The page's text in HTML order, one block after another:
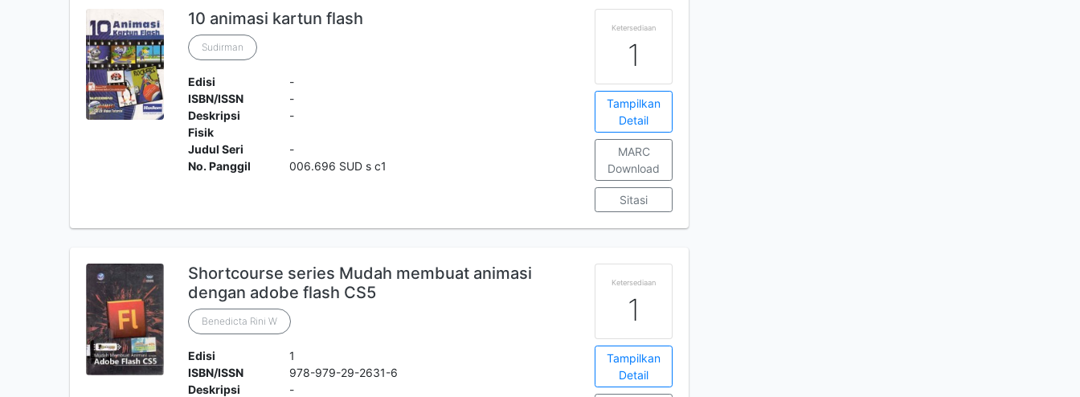
10 animasi kartun flash
Sudirman
Edisi
-
ISBN/ISSN
-
Deskripsi
Fisik
-
Judul Seri
-
No. Panggil
006.696 SUD s c1
Ketersediaan
1
Tampilkan
Detail
MARC
Download
Sitasi
Shortcourse series Mudah membuat animasi
dengan adobe flash CS5
Benedicta Rini W
Edisi
1
ISBN/ISSN
978-979-29-2631-6
Deskripsi
-
Ketersediaan
1
Tampilkan
Detail